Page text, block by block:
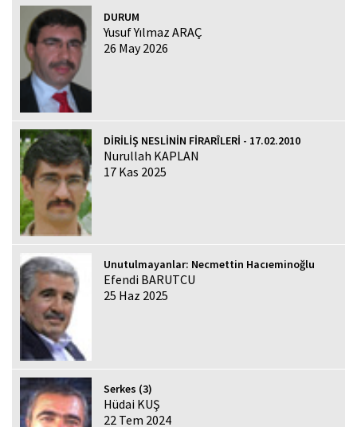
DURUM
Yusuf Yılmaz ARAÇ
26 May 2026
DİRİLİŞ NESLİNİN FİRARÎLERİ - 17.02.2010
Nurullah KAPLAN
17 Kas 2025
Unutulmayanlar: Necmettin Hacıeminoğlu
Efendi BARUTCU
25 Haz 2025
Serkes (3)
Hüdai KUŞ
22 Tem 2024